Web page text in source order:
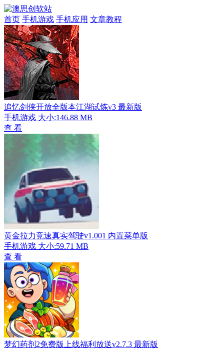
首页 手机游戏 手机应用 文章教程
追忆剑侠开放全版本江湖试炼v3 最新版
手机游戏 大小:146.88 MB
查 看
黄金拉力竞速真实驾驶v1.001 内置菜单版
手机游戏 大小:59.71 MB
查 看
梦幻药剂2免费版上线福利放送v2.7.3 最新版